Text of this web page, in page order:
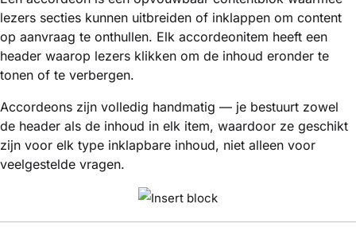
lezers secties kunnen uitbreiden of inklappen om content
op aanvraag te onthullen. Elk accordeonitem heeft een
header waarop lezers klikken om de inhoud eronder te
tonen of te verbergen.
Accordeons zijn volledig handmatig — je bestuurt zowel
de header als de inhoud in elk item, waardoor ze geschikt
zijn voor elk type inklapbare inhoud, niet alleen voor
veelgestelde vragen.